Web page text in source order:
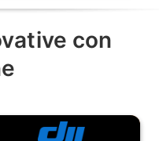
con